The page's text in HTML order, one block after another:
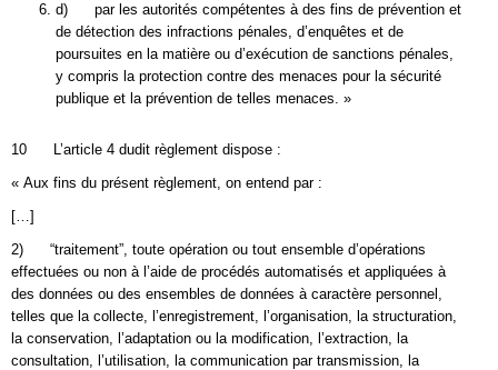
d) par les autorités compétentes à des fins de prévention et
de détection des infractions pénales, d’enquêtes et de
poursuites en la matière ou d’exécution de sanctions pénales,
y compris la protection contre des menaces pour la sécurité
publique et la prévention de telles menaces. »
10 L’article 4 dudit règlement dispose :
« Aux fins du présent règlement, on entend par :
[…]
2) “traitement”, toute opération ou tout ensemble d’opérations
effectuées ou non à l’aide de procédés automatisés et appliquées à
des données ou des ensembles de données à caractère personnel,
telles que la collecte, l’enregistrement, l’organisation, la structuration,
la conservation, l’adaptation ou la modification, l’extraction, la
consultation, l’utilisation, la communication par transmission, la